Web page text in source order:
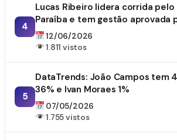
4
Lucas Ribeiro lidera corrida pelo
Paraíba e tem gestão aprovada
DataTrends
12/06/2026
1.811 vistos
5
DataTrends: João Campos tem
36% e Ivan Moraes 1%
07/05/2026
1.755 vistos